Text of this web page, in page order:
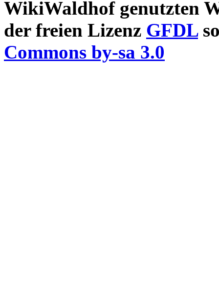
WikiWaldhof genutzten
der freien Lizenz GFDL
Commons by-sa 3.0